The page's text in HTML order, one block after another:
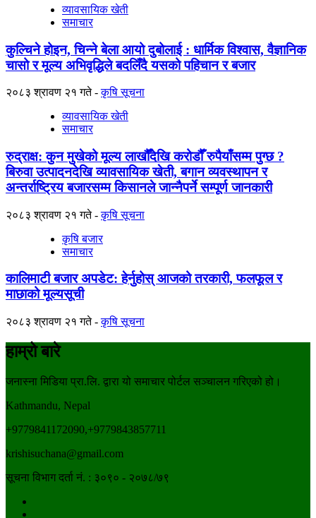
व्यावसायिक खेती
समाचार
कुल्चिने होइन, चिन्ने बेला आयो दुबोलाई : धार्मिक विश्वास, वैज्ञानिक
चासो र मूल्य अभिवृद्धिले बदलिँदै यसको पहिचान र बजार
२०८३ श्रावण २१ गते
कृषि सूचना
व्यावसायिक खेती
समाचार
रुद्राक्ष: कुन मुखेको मूल्य लाखौँदेखि करोडौँ रुपैयाँसम्म पुग्छ ?
बिरुवा उत्पादनदेखि व्यावसायिक खेती, बगान व्यवस्थापन र
अन्तर्राष्ट्रिय बजारसम्म किसानले जान्नैपर्ने सम्पूर्ण जानकारी
२०८३ श्रावण २१ गते
कृषि सूचना
कृषि बजार
समाचार
कालिमाटी बजार अपडेट: हेर्नुहोस् आजको तरकारी, फलफूल र
माछाको मूल्यसूची
२०८३ श्रावण २१ गते कृषि सूचना
हाम्रो बारे
जनास्ना मिडिया प्रा.लि. द्वारा यो समाचार पोर्टल सञ्चालन गरिएको हो।
Kathmandu, Nepal
+9779841172090,+9779843857711
krishisuchana@gmail.com
सूचना विभाग दर्ता नं. : ३०९० - २०७८/७९